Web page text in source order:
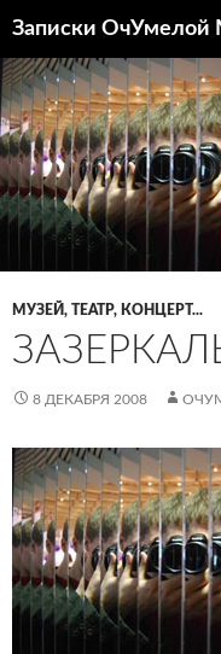
содержимому
Записки ОчУмелой
МУЗЕЙ, ТЕАТР, КОНЦЕРТ...
8 ДЕКАБРЯ 2008